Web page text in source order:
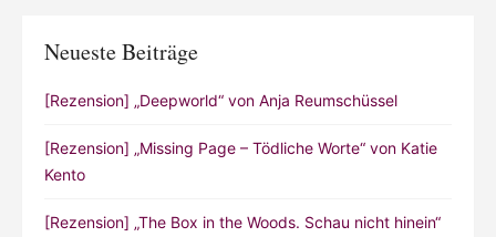
Neueste Beiträge
[Rezension] „Deepworld“ von Anja Reumschüssel
[Rezension] „Missing Page – Tödliche Worte“ von Katie
Kento
[Rezension] „The Box in the Woods. Schau nicht hinein“